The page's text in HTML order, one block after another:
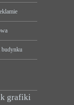
budynku
grafiki